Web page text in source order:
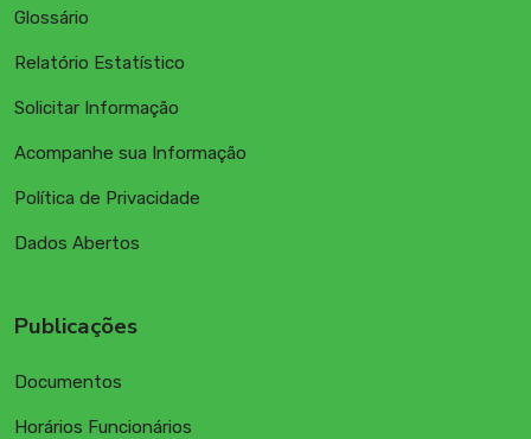
Glossário
Relatório Estatístico
Solicitar Informação
Acompanhe sua Informação
Política de Privacidade
Dados Abertos
Publicações
Documentos
Horários Funcionários